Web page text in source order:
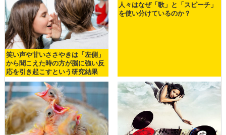
笑い声や甘いささやきは「左側」
から聞こえた時の方が脳に強い反
応を引き起こすという研究結果
人々はなぜ「歌」と「スピーチ」
を使い分けているのか？